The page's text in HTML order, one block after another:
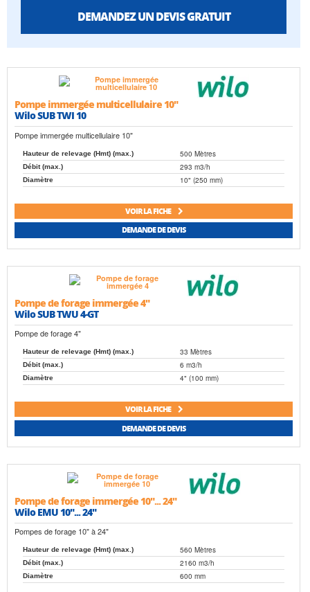
DEMANDEZ UN DEVIS GRATUIT
Pompe immergée multicellulaire 10"
Wilo SUB TWI 10
Pompe immergée multicellulaire 10"
Hauteur de relevage (Hmt) (max.) 500 Mètres
Débit (max.) 293 m3/h
Diamètre 10" (250 mm)
VOIR LA FICHE
DEMANDE DE DEVIS
Pompe de forage immergée 4"
Wilo SUB TWU 4-GT
Pompe de forage 4"
Hauteur de relevage (Hmt) (max.) 33 Mètres
Débit (max.) 6 m3/h
Diamètre 4" (100 mm)
VOIR LA FICHE
DEMANDE DE DEVIS
Pompe de forage immergée 10"... 24"
Wilo EMU 10"... 24"
Pompes de forage 10" à 24"
Hauteur de relevage (Hmt) (max.) 560 Mètres
Débit (max.) 2160 m3/h
Diamètre 600 mm